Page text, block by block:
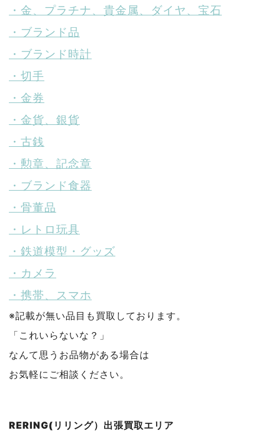
・金、プラチナ、貴金属、ダイヤ、宝石
・ブランド品
・ブランド時計
・切手
・金券
・金貨、銀貨
・古銭
・勲章、記念章
・ブランド食器
・骨董品
・レトロ玩具
・鉄道模型・グッズ
・カメラ
・携帯、スマホ
※記載が無い品目も買取しております。
「これいらないな？」
なんて思うお品物がある場合は
お気軽にご相談ください。
RERING(リリング）出張買取エリア